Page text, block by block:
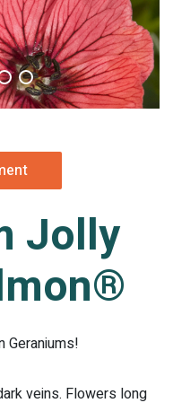
Jolly
Geraniums!
veins. Flowers long